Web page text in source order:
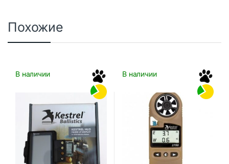
Похожие
В наличии В наличии